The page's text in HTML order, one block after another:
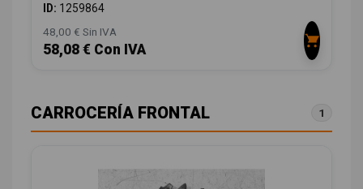
ID: 1259864
48,00 € Sin IVA
58,08 € Con IVA
CARROCERÍA FRONTAL 1